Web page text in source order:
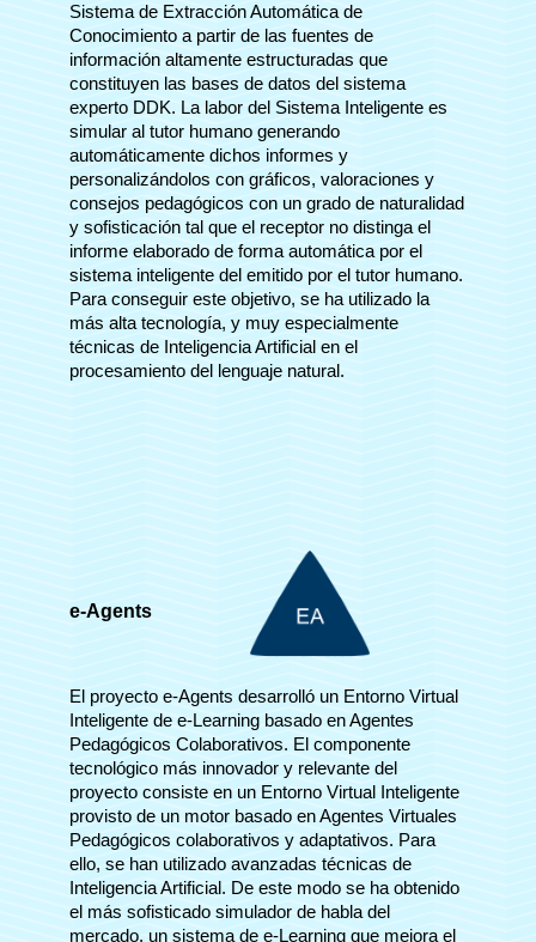
Sistema de Extracción Automática de
Conocimiento a partir de las fuentes de
información altamente estructuradas que
constituyen las bases de datos del sistema
experto DDK. La labor del Sistema Inteligente es
simular al tutor humano generando
automáticamente dichos informes y
personalizándolos con gráficos, valoraciones y
consejos pedagógicos con un grado de naturalidad
y sofisticación tal que el receptor no distinga el
informe elaborado de forma automática por el
sistema inteligente del emitido por el tutor humano.
Para conseguir este objetivo, se ha utilizado la
más alta tecnología, y muy especialmente
técnicas de Inteligencia Artificial en el
procesamiento del lenguaje natural.
e-Agents
El proyecto e-Agents desarrolló un Entorno Virtual
Inteligente de e-Learning basado en Agentes
Pedagógicos Colaborativos. El componente
tecnológico más innovador y relevante del
proyecto consiste en un Entorno Virtual Inteligente
provisto de un motor basado en Agentes Virtuales
Pedagógicos colaborativos y adaptativos. Para
ello, se han utilizado avanzadas técnicas de
Inteligencia Artificial. De este modo se ha obtenido
el más sofisticado simulador de habla del
mercado, un sistema de e-Learning que mejora el